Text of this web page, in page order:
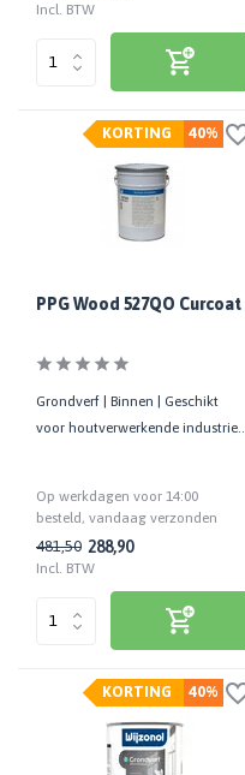
Incl. BTW
40%
KORTING
PPG Wood 527QO Curcoat
Grondverf | Binnen | Geschikt
voor houtverwerkende industrie |
Op werkdagen voor 14:00
besteld, vandaag verzonden
481,50 288,90
Incl. BTW
40%
KORTING